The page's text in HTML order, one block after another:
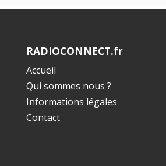
RADIOCONNECT.fr
Accueil
Qui sommes nous ?
Informations légales
Contact